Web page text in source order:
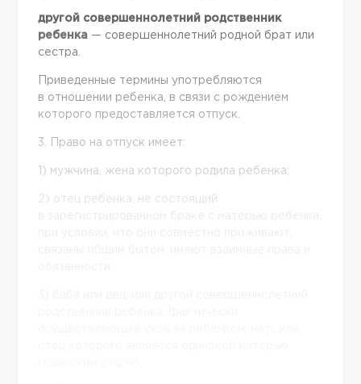
другой совершеннолетний родственник
ребенка — совершеннолетний родной брат или
сестра.
Приведенные термины употребляются
в отношении ребенка, в связи с рождением
которого предоставляется отпуск.
3. Право на отпуск имеет:
1) мужчина, жена которого родила ребенка;
2) отец ребенка, не состоящий